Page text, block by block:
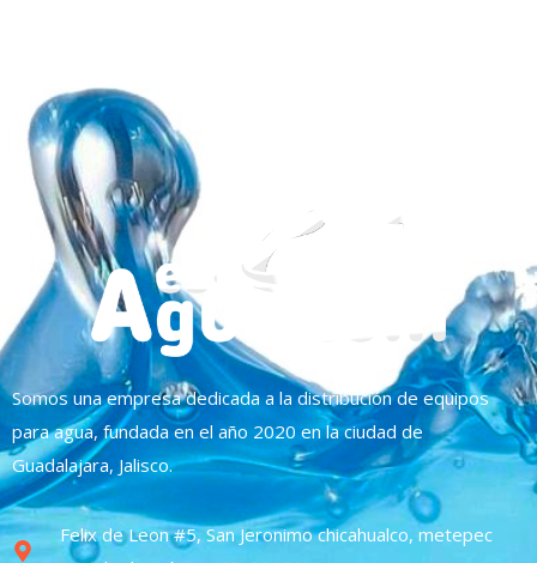
Somos una empresa dedicada a la distribución de equipos
para agua, fundada en el año 2020 en la ciudad de
Guadalajara, Jalisco.
Felix de Leon #5, San Jeronimo chicahualco, metepec